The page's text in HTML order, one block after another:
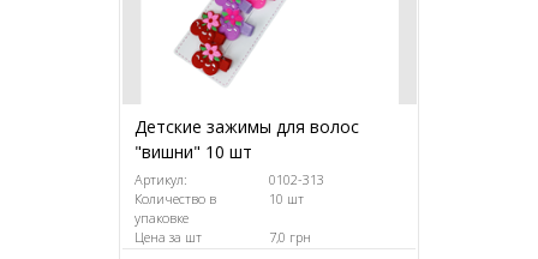
Детские зажимы для волос
"вишни" 10 шт
Артикул:
0102-313
Количество в
упаковке
10 шт
Цена за шт 7,0 грн